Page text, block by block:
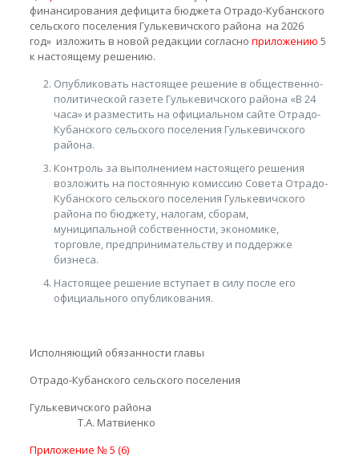
финансирования дефицита бюджета Отрадо-Кубанского
сельского поселения Гулькевичского района на 2026
год» изложить в новой редакции согласно приложению 5
к настоящему решению.
Опубликовать настоящее решение в общественно-
политической газете Гулькевичского района «В 24
часа» и разместить на официальном сайте Отрадо-
Кубанского сельского поселения Гулькевичского
района.
Контроль за выполнением настоящего решения
возложить на постоянную комиссию Совета Отрадо-
Кубанского сельского поселения Гулькевичского
района по бюджету, налогам, сборам,
муниципальной собственности, экономике,
торговле, предпринимательству и поддержке
бизнеса.
Настоящее решение вступает в силу после его
официального опубликования.
Исполняющий обязанности главы
Отрадо-Кубанского сельского поселения
Гулькевичского района
Т.А. Матвиенко
Приложение № 5 (6)